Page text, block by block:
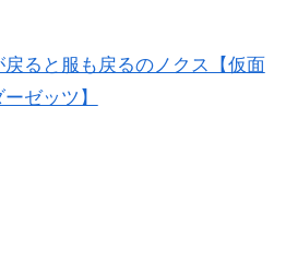
戻ると服も戻るのノクス【仮面
ゼッツ】